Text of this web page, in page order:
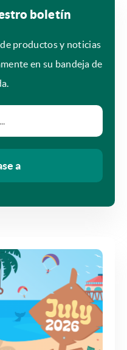
boletín
productos y noticias
en su bandeja de
a